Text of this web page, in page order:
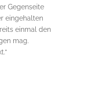
Gegenseite
eingehalten
einmal den
mag.